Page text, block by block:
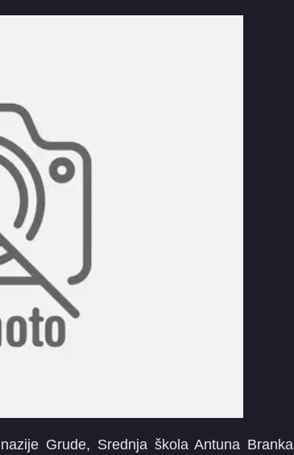
Grude, Srednja škola Antuna Branka